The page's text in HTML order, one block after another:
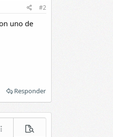
#2
uno de
Responder
opciones...Vista previa